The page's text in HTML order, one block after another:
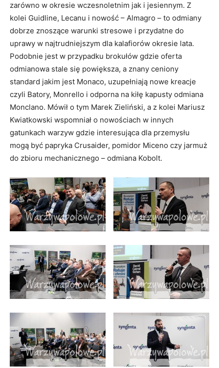
zarówno w okresie wczesnoletnim jak i jesiennym. Z
kolei Guidline, Lecanu i nowość – Almagro – to odmiany
dobrze znoszące warunki stresowe i przydatne do
uprawy w najtrudniejszym dla kalafiorów okresie lata.
Podobnie jest w przypadku brokułów gdzie oferta
odmianowa stale się powiększa, a znany ceniony
standard jakim jest Monaco, uzupełniają nowe kreacje
czyli Batory, Monrello i odporna na kiłę kapusty odmiana
Monclano. Mówił o tym Marek Zieliński, a z kolei Mariusz
Kwiatkowski wspomniał o nowościach w innych
gatunkach warzyw gdzie interesująca dla przemysłu
mogą być papryka Crusaider, pomidor Miceno czy jarmuż
do zbioru mechanicznego – odmiana Kobolt.